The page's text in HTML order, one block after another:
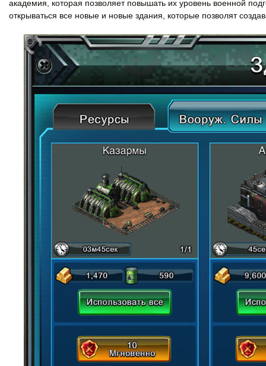
академия, которая позволяет повышать их уровень военной
открываться все новые и новые здания, которые позволят